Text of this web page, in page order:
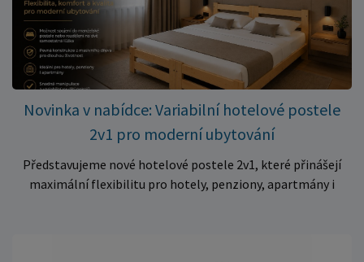
kvalitní matraci za cenu, která patří k nejvýhodnějším na
trhu. Akce platí pouze do vyprodání zásob. Nakupujte chytře a
ušetřete!
Novinka v nabídce: Variabilní hotelové postele
2v1 pro moderní ubytování
Představujeme nové hotelové postele 2v1, které přinášejí
maximální flexibilitu pro hotely, penziony, apartmány i